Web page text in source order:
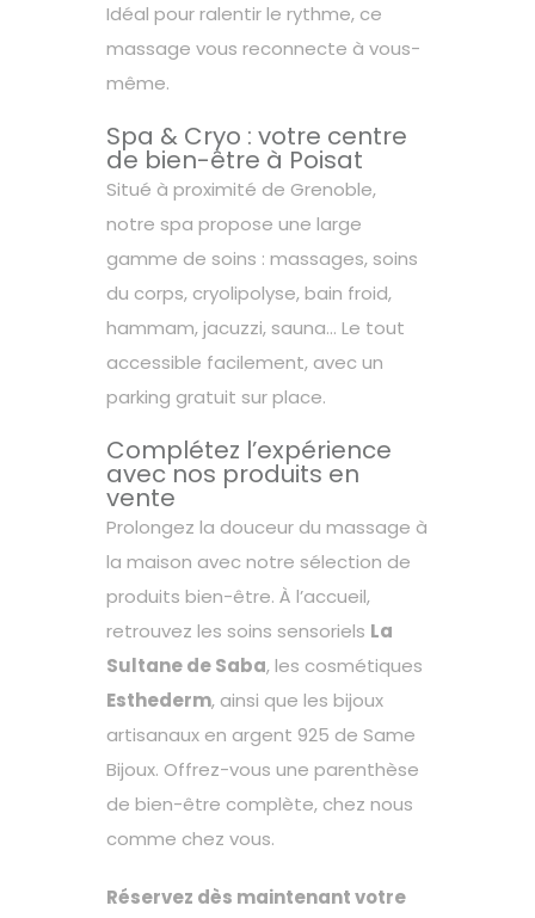
Idéal pour ralentir le rythme, ce
massage vous reconnecte à vous-
même.
Spa & Cryo : votre centre
de bien-être à Poisat
Situé à proximité de Grenoble,
notre spa propose une large
gamme de soins : massages, soins
du corps, cryolipolyse, bain froid,
hammam, jacuzzi, sauna… Le tout
accessible facilement, avec un
parking gratuit sur place.
Complétez l’expérience
avec nos produits en
vente
Prolongez la douceur du massage à
la maison avec notre sélection de
produits bien-être. À l’accueil,
retrouvez les soins sensoriels La
Sultane de Saba, les cosmétiques
Esthederm, ainsi que les bijoux
artisanaux en argent 925 de Same
Bijoux. Offrez-vous une parenthèse
de bien-être complète, chez nous
comme chez vous.
Réservez dès maintenant votre